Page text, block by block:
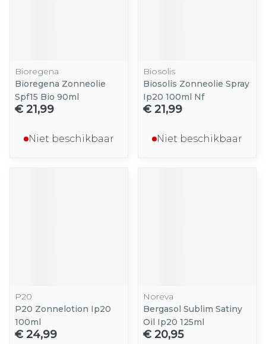
Bioregena
Bioregena Zonneolie
Spf15 Bio 90ml
€ 21,99
Niet beschikbaar
Biosolis
Biosolis Zonneolie Spray
Ip20 100ml Nf
€ 21,99
Niet beschikbaar
P20
P20 Zonnelotion Ip20
100ml
€ 24,99
Noreva
Bergasol Sublim Satiny
Oil Ip20 125ml
€ 20,95